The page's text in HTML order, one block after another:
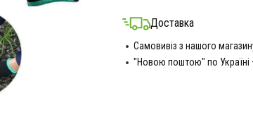
Доставка
Самовивіз з нашого
"Новою поштою" по Україні